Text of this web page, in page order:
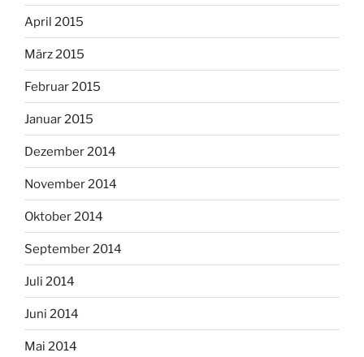
April 2015
März 2015
Februar 2015
Januar 2015
Dezember 2014
November 2014
Oktober 2014
September 2014
Juli 2014
Juni 2014
Mai 2014